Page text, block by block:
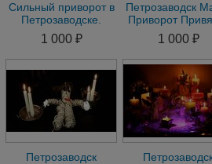
Сильный приворот в
Петрозаводске.
Помощь сильного
мага в
Петрозаводске
1 000 ₽
Петрозаводск
Приворот
Присушка1 000 ₽
Петрозаводск